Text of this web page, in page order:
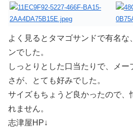
よく見るとタマゴサンドで有名
ンでした。
しっとりとした口当たりで、メ
さが、とても好みでした。
サイズもちょうど良かったので、
れません。
志津屋HP↓